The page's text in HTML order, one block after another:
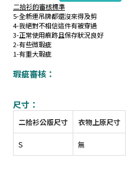
二拾衫的審核標準
5-全新連吊牌都還沒來得及剪
4-我絕對不相信這件有被穿過
3-正常使用痕跡且保存狀況良好
2-有些微瑕疵
1-有重大瑕疵
瑕疵審核：
尺寸：
二拾衫公版尺寸 衣物上原尺寸
S 無